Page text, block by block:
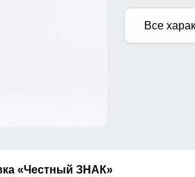
Все
«Честный ЗНАК»